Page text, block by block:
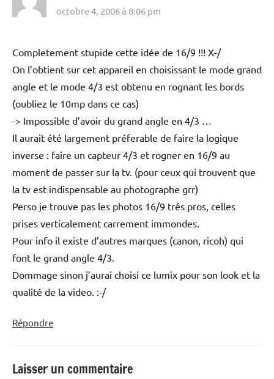
octobre 4, 2006 à 8:06 pm
Completement stupide cette idée de 16/9 !!! X-/
On l’obtient sur cet appareil en choisissant le mode grand
angle et le mode 4/3 est obtenu en rognant les bords
(oubliez le 10mp dans ce cas)
-> Impossible d’avoir du grand angle en 4/3 …
Il aurait été largement préferable de faire la logique
inverse : faire un capteur 4/3 et rogner en 16/9 au
moment de passer sur la tv. (pour ceux qui trouvent que
la tv est indispensable au photographe grr)
Perso je trouve pas les photos 16/9 trés pros, celles
prises verticalement carrement immondes.
Pour info il existe d’autres marques (canon, ricoh) qui
font le grand angle 4/3.
Dommage sinon j’aurai choisi ce lumix pour son look et la
qualité de la video. :-/
Répondre
Laisser un commentaire